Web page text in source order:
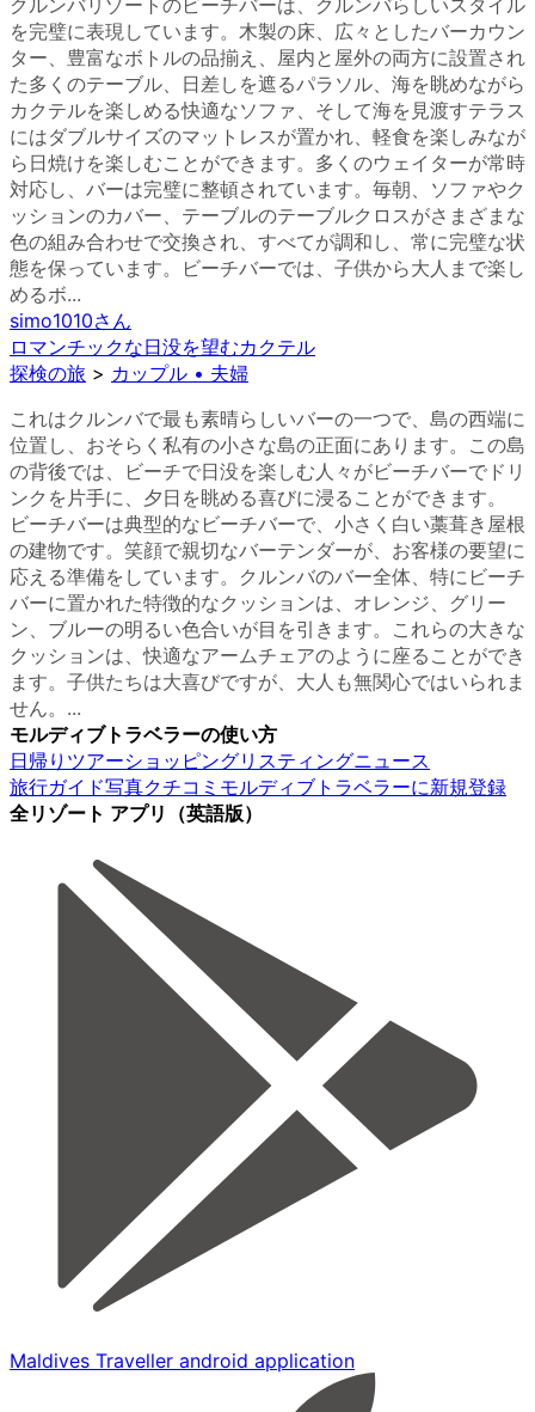
クルンバリゾートのビーチバーは、クルンバらしいスタイル
を完璧に表現しています。木製の床、広々としたバーカウン
ター、豊富なボトルの品揃え、屋内と屋外の両方に設置され
た多くのテーブル、日差しを遮るパラソル、海を眺めながら
カクテルを楽しめる快適なソファ、そして海を見渡すテラス
にはダブルサイズのマットレスが置かれ、軽食を楽しみなが
ら日焼けを楽しむことができます。多くのウェイターが常時
対応し、バーは完璧に整頓されています。毎朝、ソファやク
ッションのカバー、テーブルのテーブルクロスがさまざまな
色の組み合わせで交換され、すべてが調和し、常に完璧な状
態を保っています。ビーチバーでは、子供から大人まで楽し
めるボ...
simo1010さん
ロマンチックな日没を望むカクテル
探検の旅 > カップル • 夫婦
これはクルンバで最も素晴らしいバーの一つで、島の西端に
位置し、おそらく私有の小さな島の正面にあります。この島
の背後では、ビーチで日没を楽しむ人々がビーチバーでドリ
ンクを片手に、夕日を眺める喜びに浸ることができます。
ビーチバーは典型的なビーチバーで、小さく白い藁葺き屋根
の建物です。笑顔で親切なバーテンダーが、お客様の要望に
応える準備をしています。クルンバのバー全体、特にビーチ
バーに置かれた特徴的なクッションは、オレンジ、グリー
ン、ブルーの明るい色合いが目を引きます。これらの大きな
クッションは、快適なアームチェアのように座ることができ
ます。子供たちは大喜びですが、大人も無関心ではいられま
せん。...
モルディブトラベラーの使い方
日帰りツアーショッピングリスティングニュース
旅行ガイド写真クチコミ モルディブトラベラーに新規登録
全リゾート アプリ（英語版）
Maldives Traveller android application